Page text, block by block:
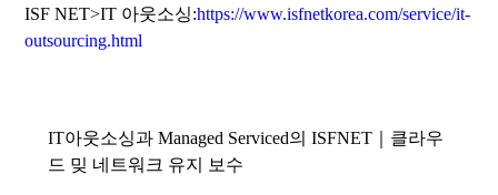
ISF NET>IT 아웃소싱:https://www.isfnetkorea.com/service/it-
outsourcing.html
IT아웃소싱과 Managed Serviced의 ISFNET｜클라우
드 밎 네트워크 유지 보수